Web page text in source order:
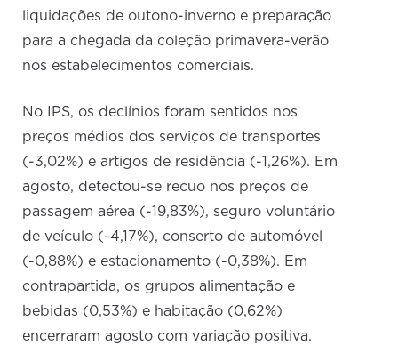
liquidações de outono-inverno e preparação
para a chegada da coleção primavera-verão
nos estabelecimentos comerciais.
No IPS, os declínios foram sentidos nos
preços médios dos serviços de transportes
(-3,02%) e artigos de residência (-1,26%). Em
agosto, detectou-se recuo nos preços de
passagem aérea (-19,83%), seguro voluntário
de veículo (-4,17%), conserto de automóvel
(-0,88%) e estacionamento (-0,38%). Em
contrapartida, os grupos alimentação e
bebidas (0,53%) e habitação (0,62%)
encerraram agosto com variação positiva.